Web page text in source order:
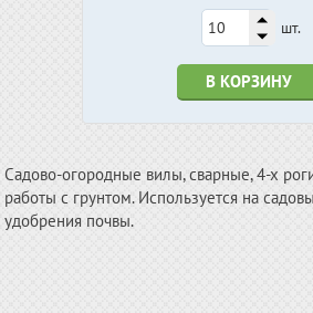
шт.
В КОРЗИНУ
Садово-огородные вилы, сварные, 4-х
работы с грунтом. Используется на
удобрения почвы.